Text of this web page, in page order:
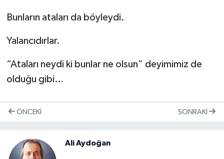
Bunların ataları da böyleydi.
Yalancıdırlar.
“Ataları neydi ki bunlar ne olsun” deyimimiz de
olduğu gibi…
ÖNCEKI SONRAKI
Ali Aydoğan